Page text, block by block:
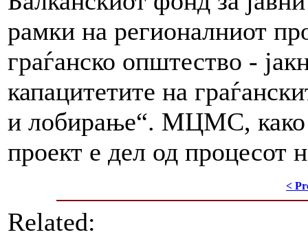
рамки на регионалниот
граѓанско општество -
капацитетите на
и лобирање“. МЦМС, како
проект е дел од процесот
<
Related: